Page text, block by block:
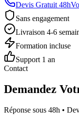
Devis Gratuit 48h
Sans engagement
Livraison 4-6
Formation incluse
Support 1 an
Contact
Demandez
Réponse sous 48h •